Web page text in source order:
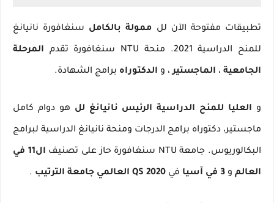
تطبيقات مفتوحة الآن لل ممولة بالكامل سنغافورة نانيانغ
للمنح الدراسية 2021. منحة NTU سنغافورة تقدم المرحلة
الجامعية ، الماجستير، و الدكتوراه برامج الشهادة.
و العليا للمنح الدراسية الرئيس نانيانغ لل هو دوام كامل
ماجستير، دكتوراه برامج الدرجات ومنحة نانيانغ الدراسية لبرامج
البكالوريوس. جامعة NTU سنغافورة حاز على تصنيف ال11 في
العالم و 3 في آسيا في 2020 QS العالمي جامعة الترتيب .